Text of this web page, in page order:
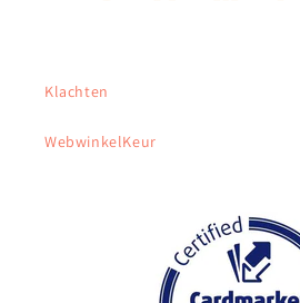
Klachten
WebwinkelKeur